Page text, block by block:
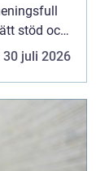
stöd och
30 juli 2026